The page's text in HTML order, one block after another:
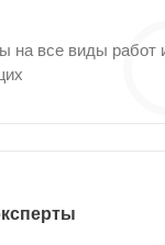
на все виды работ